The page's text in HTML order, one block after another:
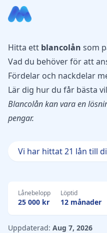
Hitta ett blancolån som
Vad du behöver för att
Fördelar och nackdelar
Lär dig hur du får bästa
Blancolån kan vara en
pengar.
Vi har hittat 21 lån till
Lånebelopp
25 000 kr
Löptid
12 månader
Uppdaterad: Aug 7, 2026